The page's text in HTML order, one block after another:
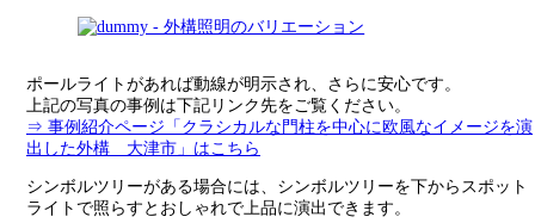
ポールライトがあれば動線が明示され、さらに安心です。
上記の写真の事例は下記リンク先をご覧ください。
⇒ 事例紹介ページ「クラシカルな門柱を中心に欧風なイメージを演
出した外構 大津市」はこちら
シンボルツリーがある場合には、シンボルツリーを下からスポット
ライトで照らすとおしゃれで上品に演出できます。